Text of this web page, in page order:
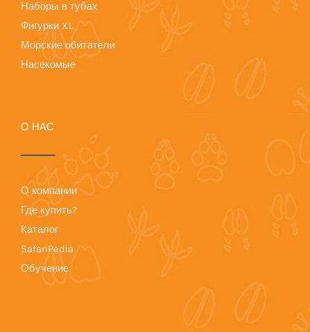
Наборы в тубах
Фигурки XL
Морские обитатели
Насекомые
О НАС
О компании
Где купить?
Каталог
SafariPedia
Обучение